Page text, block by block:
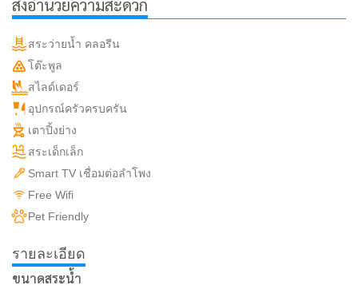
สิ่งอำนวยความสะดวก
สระว่ายน้ำ คลอรีน
โต๊ะพูล
สไลด์เดอร์
อุปกรณ์ครัวครบครัน
เตาปิ้งย่าง
สระเด็กเล็ก
Smart TV เชื่อมต่อลำโพง
Free Wifi
Pet Friendly
รายละเอียด
ขนาดสระน้ำ